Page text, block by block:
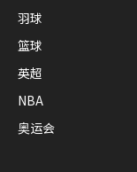
羽球
篮球
英超
NBA
奥运会